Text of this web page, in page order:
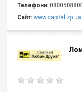
Телефони:
Сайт: www.capital.zp.ua